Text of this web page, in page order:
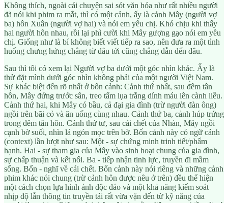
Không thích, ngoài cái chuyện sai sót văn hóa như rất nhiều người
đã nói khi phim ra mắt, thì có một cảnh, ấy là cảnh Mây (người vợ
ba) hôn Xuân (người vợ hai) và nói em yêu chị. Khó chịu khi thấy
hai người hôn nhau, rồi lại phì cười khi Mây gượng gạo nói em yêu
chị. Giống như là bí không biết viết tiếp ra sao, nên đưa ra một tình
huống chưng hửng chẳng từ đâu tới cũng chẳng dẫn đến đâu.
Sau thì tôi có xem lại Người vợ ba dưới một góc nhìn khác. Ấy là
thử đặt mình dưới góc nhìn không phải của một người Việt Nam.
Sự khác biệt đến rõ nhất ở bốn cảnh: Cảnh thứ nhất, sau đêm tân
hôn, Mây đứng trước sân, treo tấm lụa trắng dính máu lên cành liễu.
Cảnh thứ hai, khi Mây có bầu, cả đại gia đình (trừ người đàn ông)
ngồi trên bãi cỏ và ăn uống cùng nhau. Cảnh thứ ba, cảnh húp trứng
trong đêm tân hôn. Cảnh thứ tư, sau cái chết của Nhàn, Mây ngồi
cạnh bờ suối, nhìn lá ngón mọc trên bờ. Bốn cảnh này có ngữ cảnh
(context) lần lượt như sau: Một - sự chứng minh trinh tiết/phẩm
hạnh. Hai - sự tham gia của Mây vào sinh hoạt chung của gia đình,
sự chấp thuận và kết nối. Ba - tiếp nhận tinh lực, truyền đi mầm
sống. Bốn - nghĩ về cái chết. Bốn cảnh này nói riêng và những cảnh
phim khác nói chung (trừ cảnh hôn được nêu ở trên) đều thể hiện
một cách chọn lựa hình ảnh độc đáo và một khả năng kiểm soát
nhịp độ lẫn thông tin truyền tải rất vừa vặn đến từ kỹ năng của